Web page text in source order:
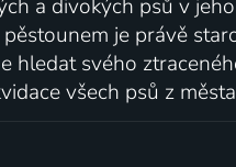
a divokých psů v
je právě
hledat svého
všech psů z